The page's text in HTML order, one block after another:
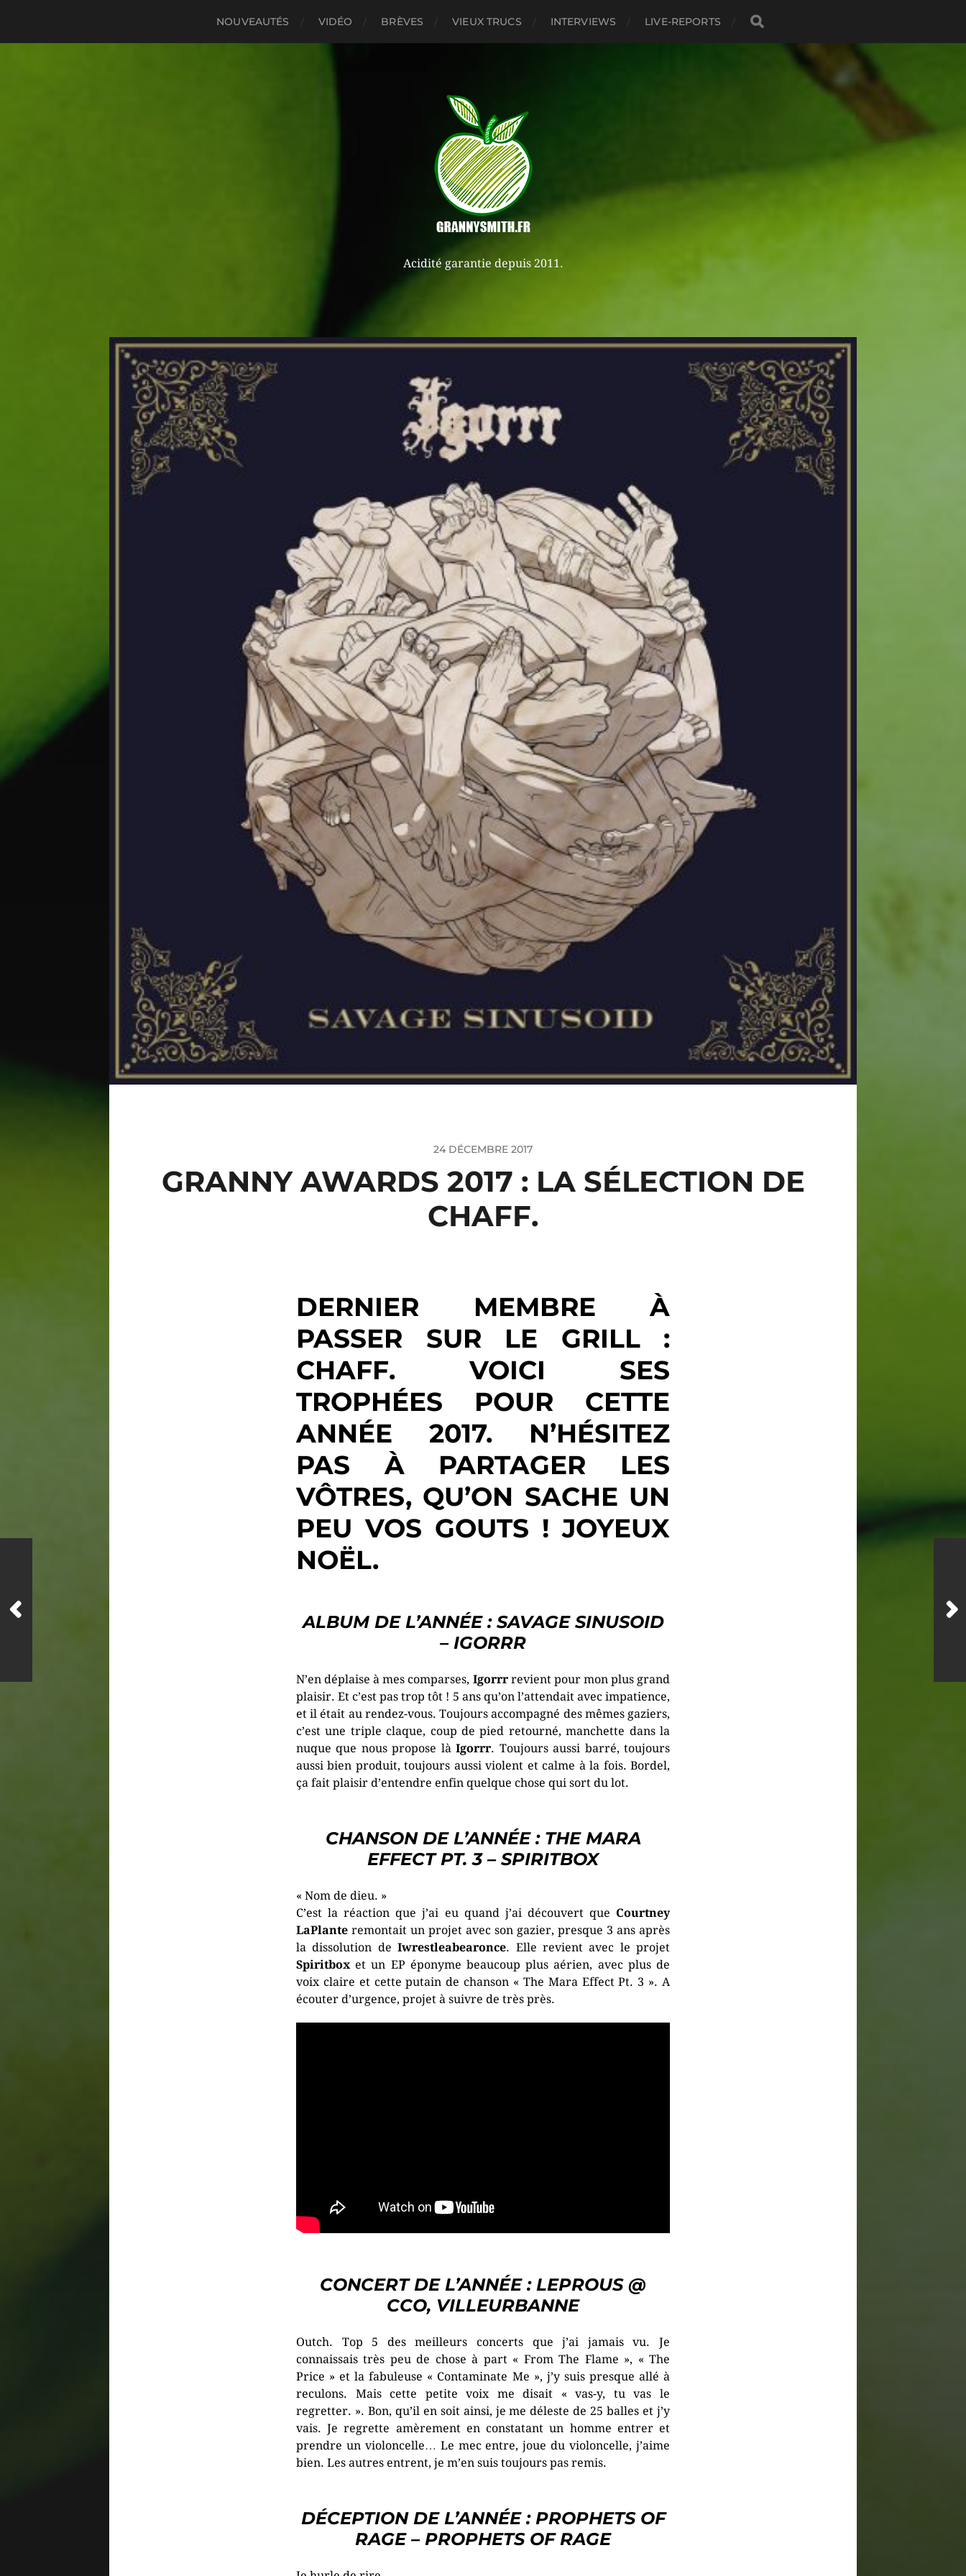
NOUVEAUTÉS VIDÉO BRÈVES VIEUX TRUCS INTERVIEWS LIVE-REPORTS
Acidité garantie depuis 2011.
24 DÉCEMBRE 2017
GRANNY AWARDS 2017 : LA SÉLECTION DE
CHAFF.
DERNIER MEMBRE À
PASSER SUR LE GRILL :
CHAFF. VOICI SES
TROPHÉES POUR CETTE
ANNÉE 2017. N’HÉSITEZ
PAS À PARTAGER LES
VÔTRES, QU’ON SACHE UN
PEU VOS GOUTS ! JOYEUX
NOËL.
ALBUM DE L’ANNÉE : SAVAGE SINUSOID
– IGORRR
N’en déplaise à mes comparses, Igorrrrevient pour mon plus grand
plaisir. Et c’est pas trop tôt ! 5 ans qu’on l’attendait avec impatience,
et il était au rendez-vous. Toujours accompagné des mêmes gaziers,
c’est une triple claque, coup de pied retourné, manchette dans la
nuque que nous propose làIgorrr. Toujours aussi barré, toujours
aussi bien produit, toujours aussi violent et calme à la fois. Bordel,
ça fait plaisir d’entendre enfin quelque chose qui sort du lot.
CHANSON DE L’ANNÉE : THE MARA
EFFECT PT. 3 – SPIRITBOX
« Nom de dieu. »
C’est la réaction que j’ai eu quand j’ai découvert que Courtney
LaPlante remontait un projet avec son gazier, presque 3 ans après
la dissolution deIwrestleabearonce. Elle revient avec le projet
Spiritboxet un EP éponyme beaucoup plus aérien, avec plus de
voix claire et cette putain de chanson « The Mara Effect Pt. 3 ». A
écouter d’urgence, projet à suivre de très près.
CONCERT DE L’ANNÉE : LEPROUS @
CCO, VILLEURBANNE
Outch. Top 5 des meilleurs concerts que j’ai jamais vu. Je
connaissais très peu de chose à part « From The Flame », « The
Price » et la fabuleuse « Contaminate Me », j’y suis presque allé à
reculons. Mais cette petite voix me disait « vas-y, tu vas le
regretter. ». Bon, qu’il en soit ainsi, je me déleste de 25 balles et j’y
vais. Je regrette amèrement en constatant un homme entrer et
prendre un violoncelle… Le mec entre, joue du violoncelle, j’aime
bien. Les autres entrent, je m’en suis toujours pas remis.
DÉCEPTION DE L’ANNÉE : PROPHETS OF
RAGE – PROPHETS OF RAGE